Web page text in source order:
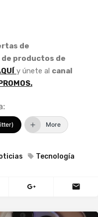
de
productos de
y únete al canal
More
Tecnología